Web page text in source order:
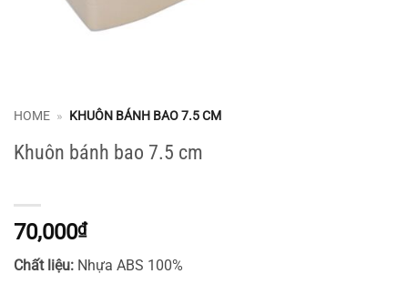
HOME » KHUÔN BÁNH BAO 7.5 CM
Khuôn bánh bao 7.5 cm
70,000₫
Chất liệu: Nhựa ABS 100%